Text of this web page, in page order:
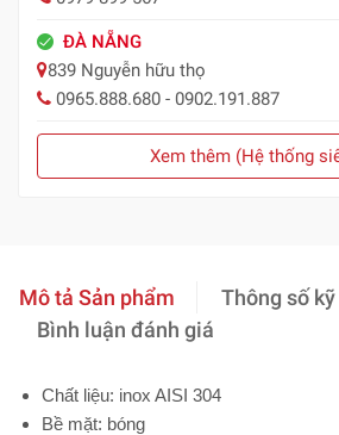
ĐÀ NẴNG
839 Nguyễn hữu thọ
0965.888.680 - 0902.191.887
Xem thêm (Hệ thống
Mô tả Sản phẩm
Thông số
Bình luận đánh giá
Chất liệu: inox AISI 304
Bề mặt: bóng